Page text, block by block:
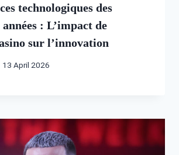
technologiques des
: L’impact de
sur l’innovation
13 April 2026